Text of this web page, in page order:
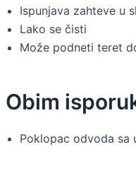
Ispunjava zahteve u
Lako se čisti
Može podneti teret
Obim
Poklopac odvoda sa